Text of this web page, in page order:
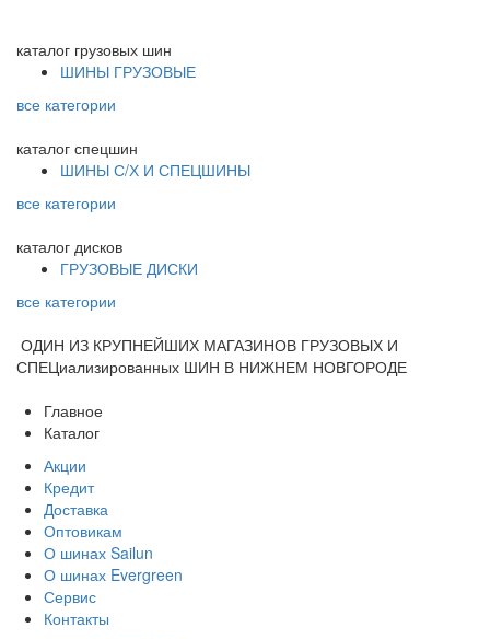
каталог грузовых шин
ШИНЫ ГРУЗОВЫЕ
все категории
каталог спецшин
ШИНЫ С/Х И СПЕЦШИНЫ
все категории
каталог дисков
ГРУЗОВЫЕ ДИСКИ
все категории
ОДИН ИЗ КРУПНЕЙШИХ МАГАЗИНОВ ГРУЗОВЫХ И
СПЕЦиализированных ШИН В НИЖНЕМ НОВГОРОДЕ
Главное
Каталог
Акции
Кредит
Доставка
Оптовикам
О шинах Sailun
О шинах Evergreen
Сервис
Контакты